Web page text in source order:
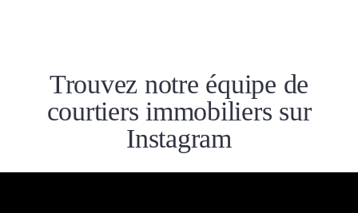
Trouvez notre équipe de
courtiers immobiliers sur
Instagram